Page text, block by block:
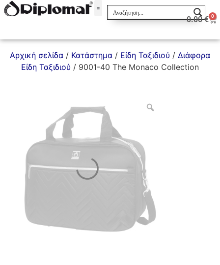
0.00€ 0
Αρχική σελίδα / Κατάστημα / Είδη Ταξιδιού / Διάφορα
Είδη Ταξιδιού / 9001-40 The Monaco Collection